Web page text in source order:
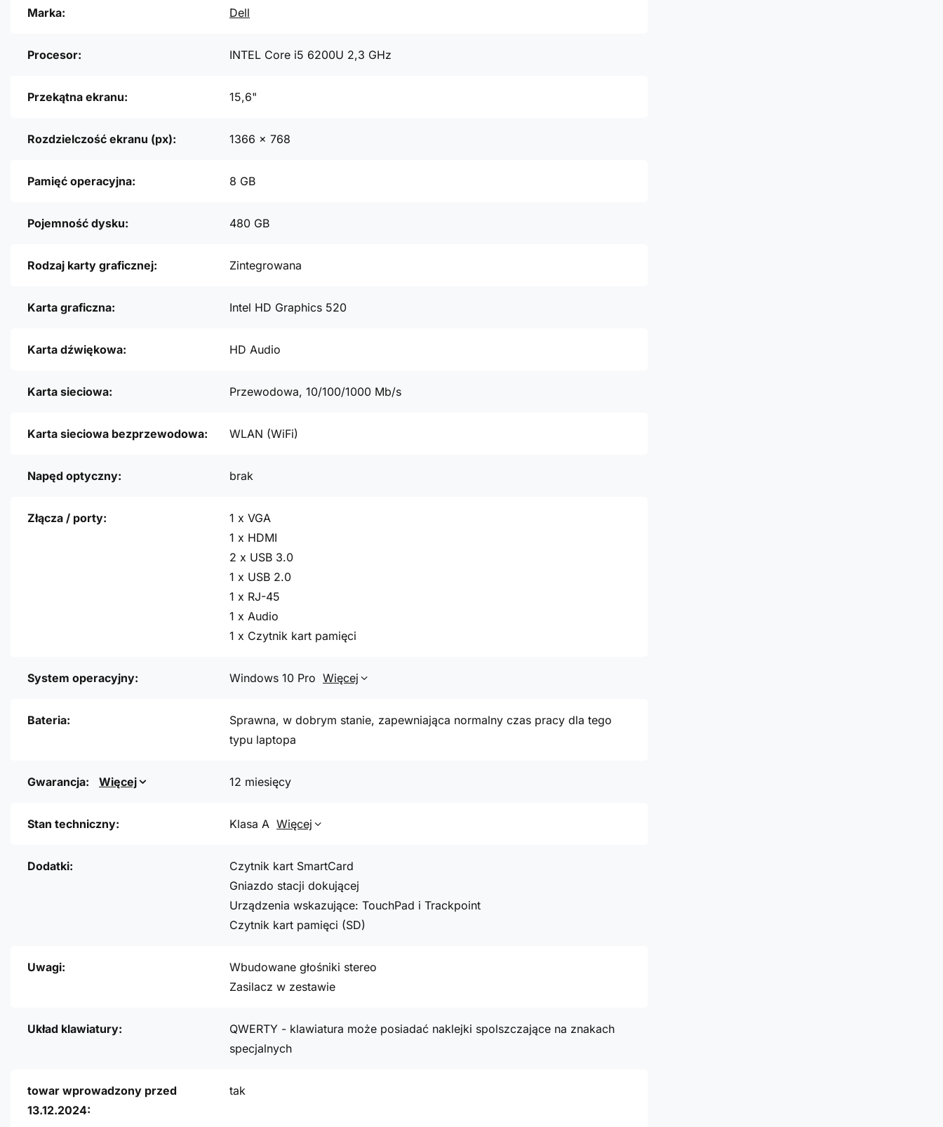
Marka: Dell
Procesor: INTEL Core i5 6200U 2,3 GHz
Przekątna ekranu: 15,6"
Rozdzielczość ekranu (px): 1366 x 768
Pamięć operacyjna: 8 GB
Pojemność dysku: 480 GB
Rodzaj karty graficznej: Zintegrowana
Karta graficzna: Intel HD Graphics 520
Karta dźwiękowa: HD Audio
Karta sieciowa: Przewodowa, 10/100/1000 Mb/s
Karta sieciowa bezprzewodowa: WLAN (WiFi)
Napęd optyczny: brak
Złącza / porty:
1 x VGA
1 x HDMI
2 x USB 3.0
1 x USB 2.0
1 x RJ-45
1 x Audio
1 x Czytnik kart pamięci
System operacyjny: Windows 10 Pro Więcej
Bateria:
Sprawna, w dobrym stanie, zapewniająca normalny czas pracy dla tego
typu laptopa
Gwarancja: Więcej 12 miesięcy
Stan techniczny: Klasa A Więcej
Dodatki:
Czytnik kart SmartCard
Gniazdo stacji dokującej
Urządzenia wskazujące: TouchPad i Trackpoint
Czytnik kart pamięci (SD)
Uwagi:
Wbudowane głośniki stereo
Zasilacz w zestawie
Układ klawiatury:
QWERTY - klawiatura może posiadać naklejki spolszczające na znakach
specjalnych
towar wprowadzony przed
13.12.2024:
tak